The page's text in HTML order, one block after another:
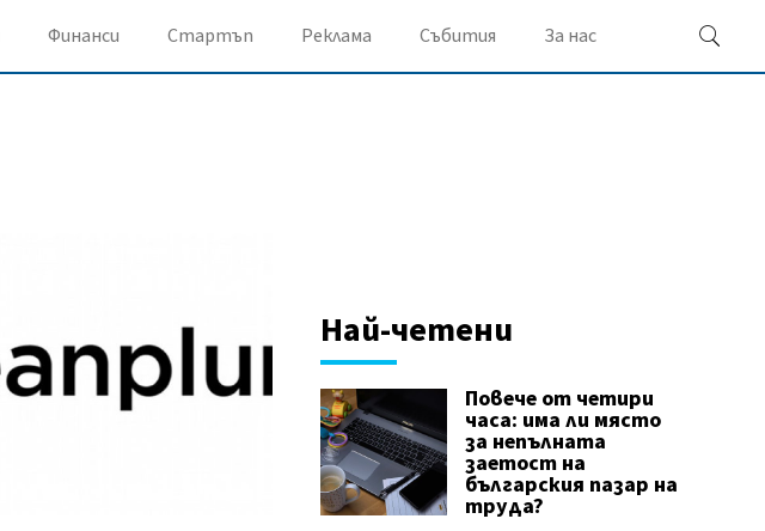
Финанси Стартъп Реклама Събития За нас
Най-четени
Повече от четири
часа: има ли място
за непълната
заетост на
българския пазар на
труда?